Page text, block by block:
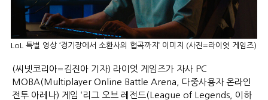
LoL 특별 영상 ‘경기장에서 소환사의 협곡까지’ 이미지 (사진=라이엇 게임즈)
(씨넷코리아=김진아 기자) 라이엇 게임즈가 자사 PC
MOBA(Multiplayer Online Battle Arena, 다중사용자 온라인
전투 아레나) 게임 ‘리그 오브 레전드(League of Legends, 이하